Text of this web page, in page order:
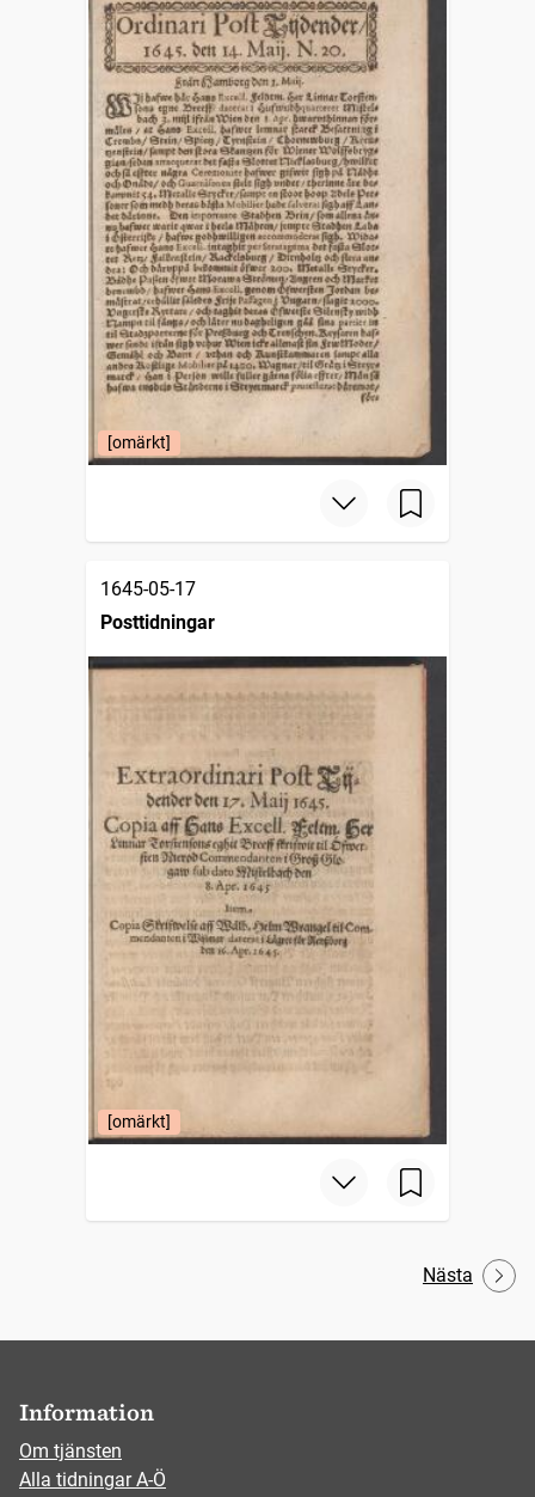
[omärkt]
1645-05-17
Posttidningar
[omärkt]
Nästa
Information
Om tjänsten
Alla tidningar A-Ö